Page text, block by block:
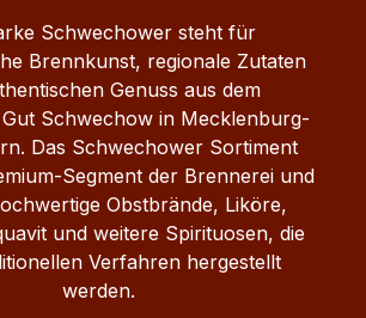
Schwechower steht für
Brennkunst, regionale Zutaten
Genuss aus dem
Schwechow in Mecklenburg-
Das Schwechower Sortiment
Segment der Brennerei und
Obstbrände, Liköre,
und weitere Spirituosen, die
Verfahren hergestellt
werden.